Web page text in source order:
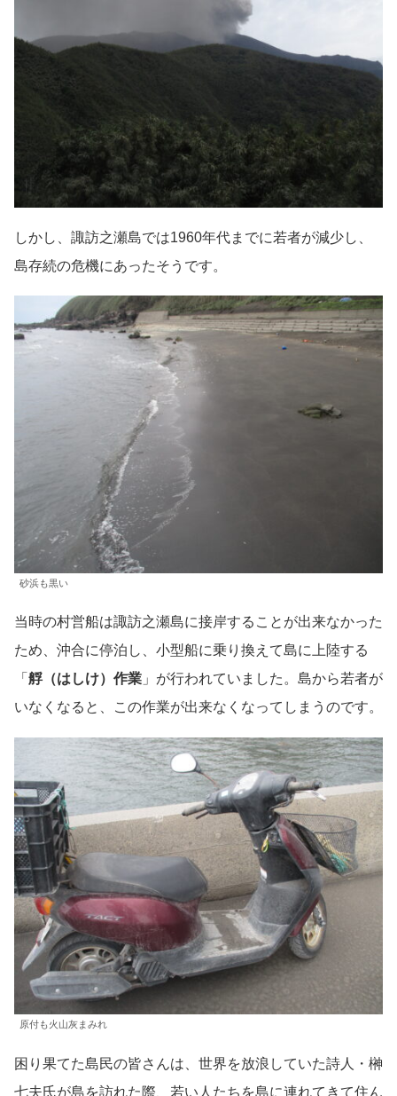
しかし、諏訪之瀬島では1960年代までに若者が減少し、
島存続の危機にあったそうです。
砂浜も黒い
当時の村営船は諏訪之瀬島に接岸することが出来なかった
ため、沖合に停泊し、小型船に乗り換えて島に上陸する
「 艀（はしけ）作業 」が行われていました。島から若者が
いなくなると、この作業が出来なくなってしまうのです。
原付も火山灰まみれ
困り果てた島民の皆さんは、世界を放浪していた詩人・榊
七夫氏が島を訪れた際、若い人たちを島に連れてきて住ん